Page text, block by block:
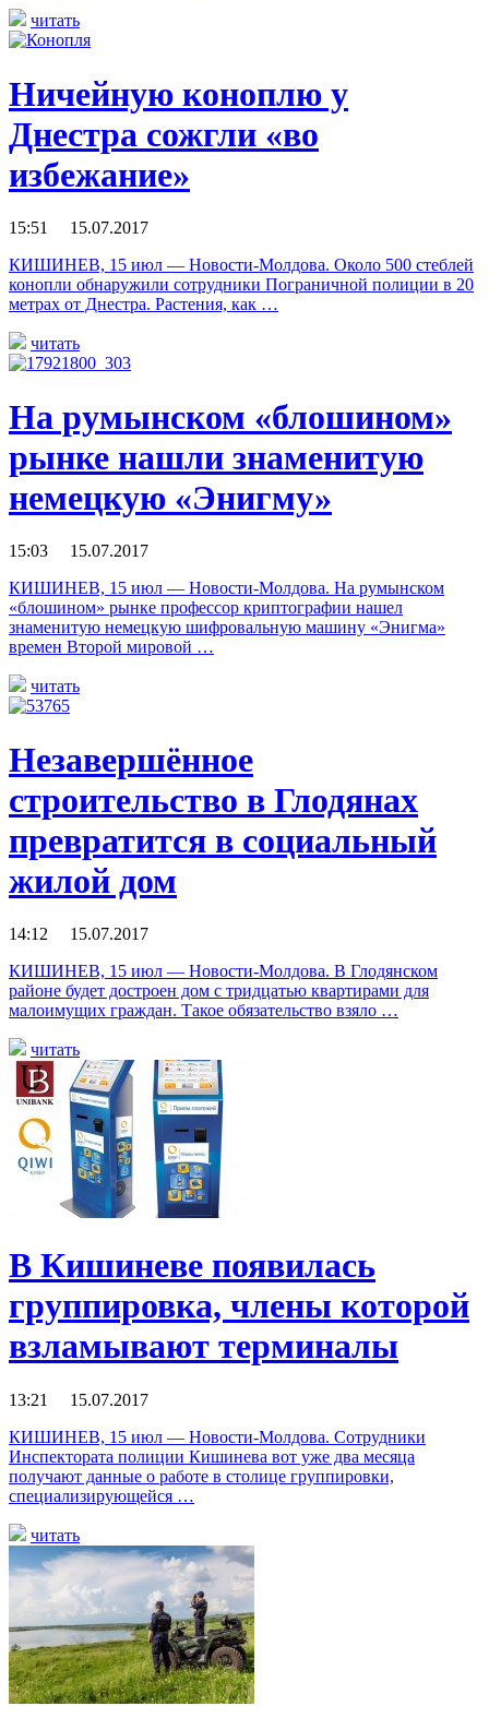
читать
Ничейную коноплю у
Днестра сожгли «во
избежание»
15:51 15.07.2017
КИШИНЕВ, 15 июл — Новости-Молдова. Около 500 стеблей
конопли обнаружили сотрудники Пограничной полиции в 20
метрах от Днестра. Растения, как …
читать
На румынском «блошином»
рынке нашли знаменитую
немецкую «Энигму»
15:03 15.07.2017
КИШИНЕВ, 15 июл — Новости-Молдова. На румынском
«блошином» рынке профессор криптографии нашел
знаменитую немецкую шифровальную машину «Энигма»
времен Второй мировой …
читать
Незавершённое
строительство в Глодянах
превратится в социальный
жилой дом
14:12 15.07.2017
КИШИНЕВ, 15 июл — Новости-Молдова. В Глодянском
районе будет достроен дом с тридцатью квартирами для
малоимущих граждан. Такое обязательство взяло …
читать
В Кишиневе появилась
группировка, члены которой
взламывают терминалы
13:21 15.07.2017
КИШИНЕВ, 15 июл — Новости-Молдова. Сотрудники
Инспектората полиции Кишинева вот уже два месяца
получают данные о работе в столице группировки,
специализирующейся …
читать